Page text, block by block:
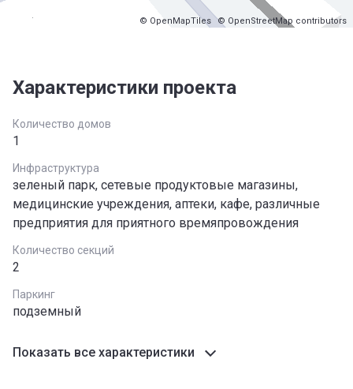
© OpenMapTiles © OpenStreetMap contributors
Характеристики проекта
Количество домов
1
Инфраструктура
зеленый парк, сетевые продуктовые магазины,
медицинские учреждения, аптеки, кафе, различные
предприятия для приятного времяпровождения
Количество секций
2
Паркинг
подземный
Показать все характеристики